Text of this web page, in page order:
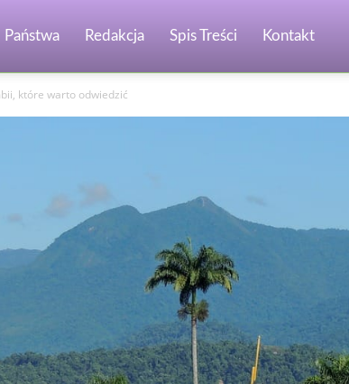
Państwa Redakcja Spis Treści Kontakt
które warto odwiedzić